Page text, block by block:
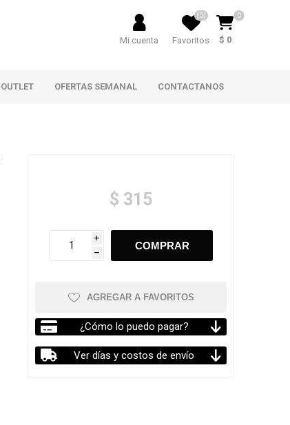
Mi cuenta Favoritos
(0) 0
$ 0
OUTLET OFERTAS SEMANAL CONTACTANOS
$ 315
i
h
AGREGAR A FAVORITOS
¿Cómo lo puedo pagar?
Ver días y costos de envío